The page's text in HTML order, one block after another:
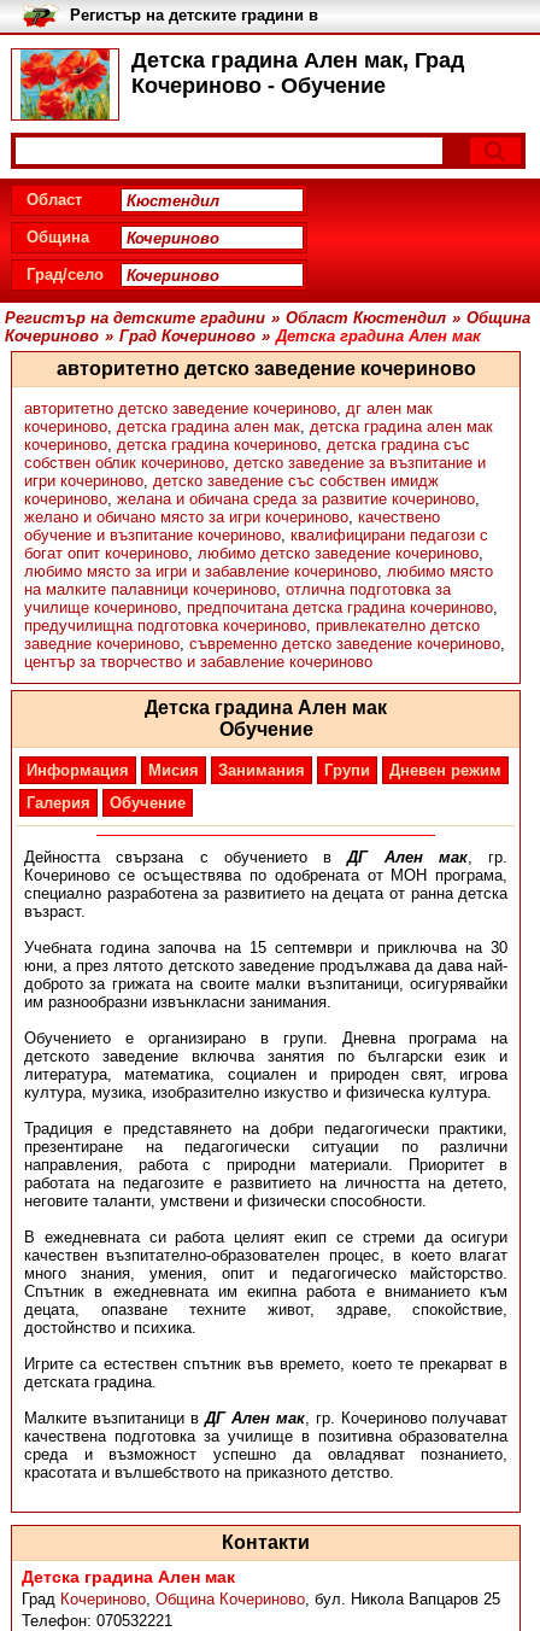
Детска градина Ален мак, Град
Кочериново - Обучение
Регистър на детските градини в
България
Област
Община
Град/село
Регистър на детските градини » Област Кюстендил » Община
Кочериново » Град Кочериново » Детска градина Ален мак
авторитетно детско заведение кочериново
авторитетно детско заведение кочериново, дг ален мак
кочериново, детска градина ален мак, детска градина ален мак
кочериново, детска градина кочериново, детска градина със
собствен облик кочериново, детско заведение за възпитание и
игри кочериново, детско заведение със собствен имидж
кочериново, желана и обичана среда за развитие кочериново,
желано и обичано място за игри кочериново, качествено
обучение и възпитание кочериново, квалифицирани педагози с
богат опит кочериново, любимо детско заведение кочериново,
любимо място за игри и забавление кочериново, любимо място
на малките палавници кочериново, отлична подготовка за
училище кочериново, предпочитана детска градина кочериново,
предучилищна подготовка кочериново, привлекателно детско
заведние кочериново, съвременно детско заведение кочериново,
център за творчество и забавление кочериново
Детска градина Ален мак
Обучение
Информация Мисия Занимания Групи
Дневен режим
Галерия
Обучение
Дейността свързана с обучението в ДГ Ален мак, гр.
Кочериново се осъществява по одобрената от МОН програма,
специално разработена за развитието на децата от ранна детска
възраст.
Учебната година започва на 15 септември и приключва на 30
юни, а през лятото детското заведение продължава да дава най-
доброто за грижата на своите малки възпитаници, осигурявайки
им разнообразни извънкласни занимания.
Обучението е организирано в групи. Дневна програма на
детското заведение включва занятия по български език и
литература, математика, социален и природен свят, игрова
култура, музика, изобразително изкуство и физическа култура.
Традиция е представянето на добри педагогически практики,
презентиране на педагогически ситуации по различни
направления, работа с природни материали. Приоритет в
работата на педагозите е развитието на личността на детето,
неговите таланти, умствени и физически способности.
В ежедневната си работа целият екип се стреми да осигури
качествен възпитателно-образователен процес, в което влагат
много знания, умения, опит и педагогическо майсторство.
Спътник в ежедневната им екипна работа е вниманието към
децата, опазване техните живот, здраве, спокойствие,
достойнство и психика.
Игрите са естествен спътник във времето, което те прекарват в
детската градина.
Малките възпитаници вДГ Ален мак, гр. Кочериново получават
качествена подготовка за училище в позитивна образователна
среда и възможност успешно да овладяват познанието,
красотата и вълшебството на приказното детство.
Контакти
Детска градина Ален мак
Град Кочериново,Община Кочериново,бул. Никола Вапцаров 25
Телефон:070532221